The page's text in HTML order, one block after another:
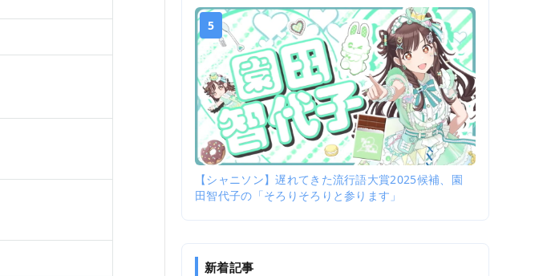
5
【シャニソン】遅れてきた流行語大賞2025候補、園
田智代子の「そろりそろりと参ります」
新着記事